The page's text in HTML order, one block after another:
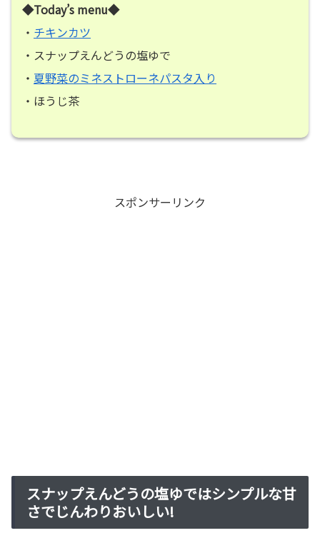
◆Today’s menu◆
・ チキンカツ
・スナップえんどうの塩ゆで
・ 夏野菜のミネストローネパスタ入り
・ほうじ茶
スポンサーリンク
スナップえんどうの塩ゆではシンプルな甘
さでじんわりおいしい!